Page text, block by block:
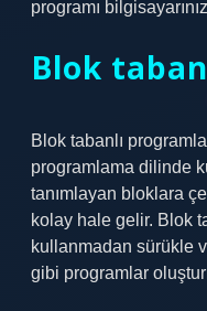
programı
Blok
Blok tabanlı
programlama dilinde
tanımlayan bloklara
kolay hale gelir. Blok
kullanmadan sürükle
gibi programlar